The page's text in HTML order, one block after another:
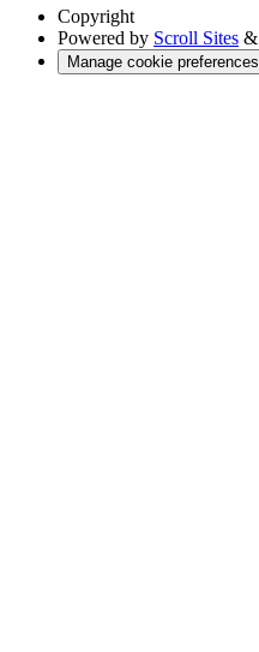
Copyright
Powered by Scroll Sites &
Manage cookie preferences